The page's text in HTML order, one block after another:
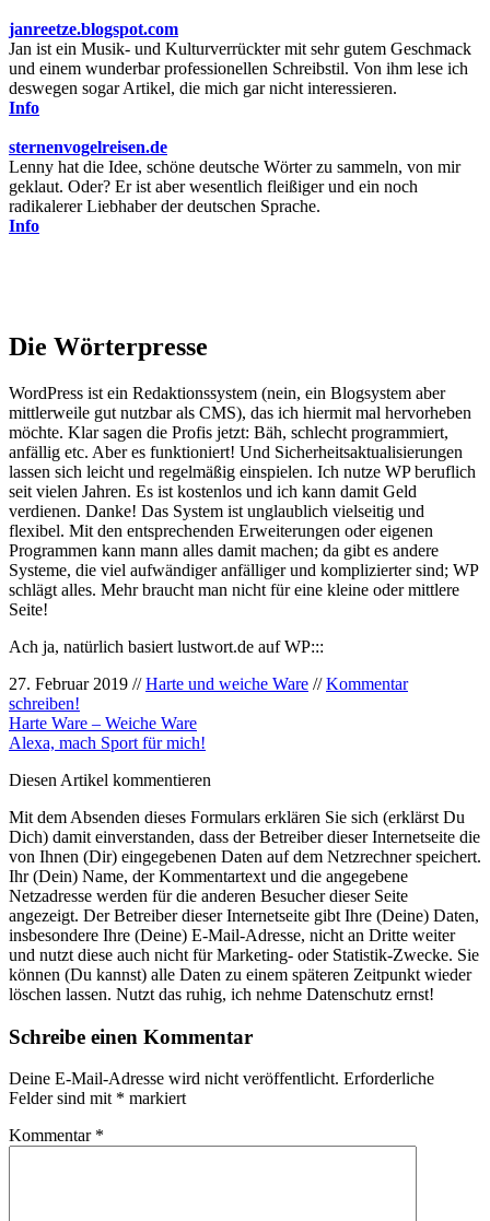
janreetze.blogspot.com
Jan ist ein Musik- und Kulturverrückter mit sehr gutem Geschmack
und einem wunderbar professionellen Schreibstil. Von ihm lese ich
deswegen sogar Artikel, die mich gar nicht interessieren.
Info
sternenvogelreisen.de
Lenny hat die Idee, schöne deutsche Wörter zu sammeln, von mir
geklaut. Oder? Er ist aber wesentlich fleißiger und ein noch
radikalerer Liebhaber der deutschen Sprache.
Info
Die Wörterpresse
WordPress ist ein Redaktionssystem (nein, ein Blogsystem aber
mittlerweile gut nutzbar als CMS), das ich hiermit mal hervorheben
möchte. Klar sagen die Profis jetzt: Bäh, schlecht programmiert,
anfällig etc. Aber es funktioniert! Und Sicherheitsaktualisierungen
lassen sich leicht und regelmäßig einspielen. Ich nutze WP beruflich
seit vielen Jahren. Es ist kostenlos und ich kann damit Geld
verdienen. Danke! Das System ist unglaublich vielseitig und
flexibel. Mit den entsprechenden Erweiterungen oder eigenen
Programmen kann mann alles damit machen; da gibt es andere
Systeme, die viel aufwändiger anfälliger und komplizierter sind; WP
schlägt alles. Mehr braucht man nicht für eine kleine oder mittlere
Seite!
Ach ja, natürlich basiert lustwort.de auf WP:::
27. Februar 2019 //Harte und weiche Ware //Kommentar
schreiben!
Harte Ware – Weiche Ware
Alexa, mach Sport für mich!
Diesen Artikel kommentieren
Mit dem Absenden dieses Formulars erklären Sie sich (erklärst Du
Dich) damit einverstanden, dass der Betreiber dieser Internetseite die
von Ihnen (Dir) eingegebenen Daten auf dem Netzrechner speichert.
Ihr (Dein) Name, der Kommentartext und die angegebene
Netzadresse werden für die anderen Besucher dieser Seite
angezeigt. Der Betreiber dieser Internetseite gibt Ihre (Deine) Daten,
insbesondere Ihre (Deine) E-Mail-Adresse, nicht an Dritte weiter
und nutzt diese auch nicht für Marketing- oder Statistik-Zwecke. Sie
können (Du kannst) alle Daten zu einem späteren Zeitpunkt wieder
löschen lassen. Nutzt das ruhig, ich nehme Datenschutz ernst!
Schreibe einen Kommentar
Deine E-Mail-Adresse wird nicht veröffentlicht. Erforderliche
Felder sind mit * markiert
Kommentar *